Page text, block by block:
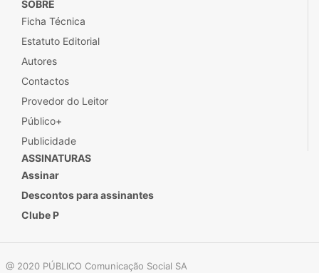
SOBRE
Ficha Técnica
Estatuto Editorial
Autores
Contactos
Provedor do Leitor
Público+
Publicidade
ASSINATURAS
Assinar
Descontos para assinantes
Clube P
@ 2020 PÚBLICO Comunicação Social SA